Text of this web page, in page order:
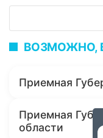
ВОЗМОЖНО,
Приемная
Приемная
области